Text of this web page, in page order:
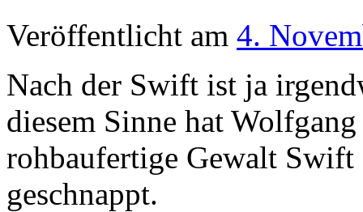
Veröffentlicht am 4.
Nach der Swift ist ja
diesem Sinne hat
rohbaufertige Gewalt
geschnappt.